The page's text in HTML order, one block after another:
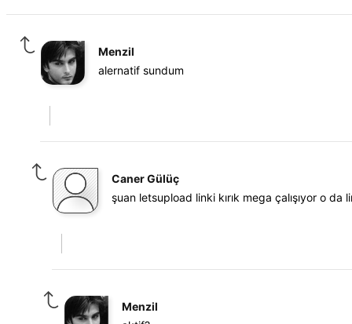
Menzil
alernatif sundum
Caner Gülüç
şuan letsupload linki kırık mega çalışıyor o
Menzil